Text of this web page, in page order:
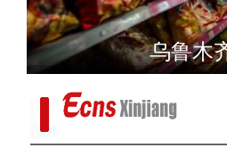
新疆沙雅
乌鲁木